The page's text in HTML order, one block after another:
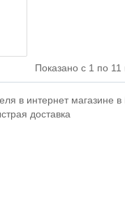
Показано с 1 по 11
в интернет магазине в
доставка